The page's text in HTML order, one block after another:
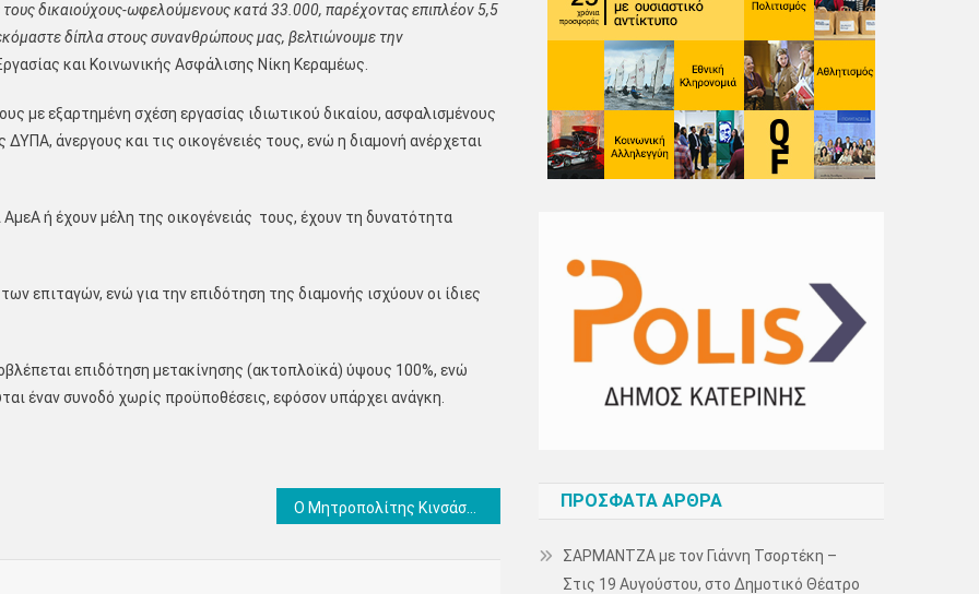
δικαιούχους-ωφελούμενους κατά 33.000, παρέχοντας επιπλέον 5,5
δίπλα στους συνανθρώπους μας, βελτιώνουμε την
και Κοινωνικής Ασφάλισης Νίκη Κεραμέως.
με εξαρτημένη σχέση εργασίας ιδιωτικού δικαίου, ασφαλισμένους
άνεργους και τις οικογένειές τους, ενώ η διαμονή ανέρχεται
ΑμεΑ ή έχουν μέλη της οικογένειάς τους, έχουν τη δυνατότητα
επιταγών, ενώ για την επιδότηση της διαμονής ισχύουν οι ίδιες
επιδότηση μετακίνησης (ακτοπλοϊκά) ύψους 100%, ενώ
έναν συνοδό χωρίς προϋποθέσεις, εφόσον υπάρχει ανάγκη.
Ο Μητροπολίτης Κινσάσας Θεοδόσιος ιερούργησε στην Ιερά Μητρόπολη Κίτρους ΠΡΌΣΦΑΤΑ ΆΡΘΡΑ
ΣΑΡΜΑΝΤΖΑ με τον Γιάννη Τσορτέκη –
Στις 19 Αυγούστου, στο Δημοτικό Θέατρο